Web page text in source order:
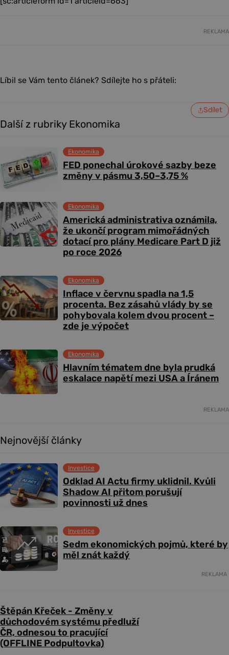
REKLAMA
Líbil se Vám tento článek? Sdílejte ho s přáteli:
Sdílet
Další z rubriky Ekonomika
FED ponechal úrokové sazby beze
změny v pásmu 3,50–3,75 %
Ekonomika
Americká administrativa oznámila,
že ukončí program mimořádných
dotací pro plány Medicare Part D již
po roce 2026
Ekonomika
Inflace v červnu spadla na 1,5
procenta. Bez zásahů vlády by se
pohybovala kolem dvou procent –
zde je výpočet
Ekonomika
Hlavním tématem dne byla prudká
eskalace napětí mezi USA a Íránem
Ekonomika
REKLAMA
Nejnovější články
Odklad AI Actu firmy uklidnil. Kvůli
Shadow AI přitom porušují
povinnosti už dnes
Investice
Sedm ekonomických pojmů, které by
měl znát každý
Investice
REKLAMA
Štěpán Křeček - Změny v
důchodovém systému předluží
ČR, odnesou to pracující
(OFFLINE Podpultovka)